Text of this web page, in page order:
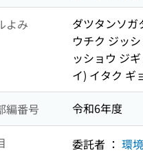
よみ
ダツタンソガ
ウチク ジッ
ッショウ ジ
イ) イタク ギ
編番号 令和6年度
委託者 ： 環